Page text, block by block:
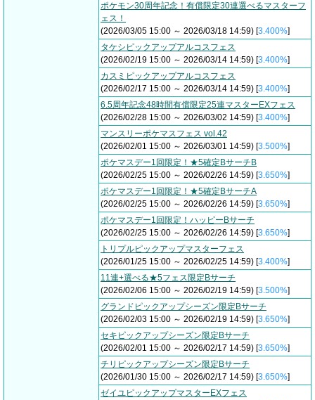
ポケモン30周年記念！有償限定30連選べるマスターフ
ェス！
(2026/03/05 15:00 ～ 2026/03/18 14:59) [3.400%]
タケシピックアップアルコスフェス
(2026/02/19 15:00 ～ 2026/03/14 14:59) [3.400%]
カスミピックアップアルコスフェス
(2026/02/17 15:00 ～ 2026/03/14 14:59) [3.400%]
6.5周年記念48時間有償限定25連マスターEXフェス
(2026/02/28 15:00 ～ 2026/03/02 14:59) [3.400%]
マンスリーポケマスフェス vol.42
(2026/02/01 15:00 ～ 2026/03/01 14:59) [3.500%]
ポケマスデー1回限定！★5確定BサーチB
(2026/02/25 15:00 ～ 2026/02/26 14:59) [3.650%]
ポケマスデー1回限定！★5確定BサーチA
(2026/02/25 15:00 ～ 2026/02/26 14:59) [3.650%]
ポケマスデー1回限定！ハッピーBサーチ
(2026/02/25 15:00 ～ 2026/02/26 14:59) [3.650%]
トリプルピックアップマスターフェス
(2026/01/25 15:00 ～ 2026/02/25 14:59) [3.400%]
11連+選べる★5フェス限定Bサーチ
(2026/02/06 15:00 ～ 2026/02/19 14:59) [3.500%]
グランドピックアップシーズン限定Bサーチ
(2026/02/03 15:00 ～ 2026/02/19 14:59) [3.650%]
セキピックアップシーズン限定Bサーチ
(2026/02/01 15:00 ～ 2026/02/17 14:59) [3.650%]
チリピックアップシーズン限定Bサーチ
(2026/01/30 15:00 ～ 2026/02/17 14:59) [3.650%]
ゼイユピックアップマスターEXフェス